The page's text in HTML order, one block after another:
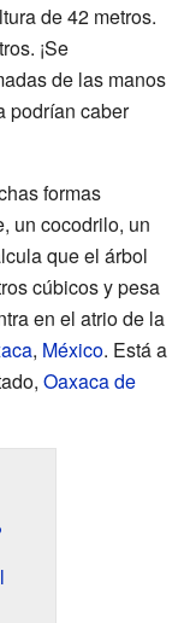
de 42 metros.
¡Se
de las manos
podrían caber
formas
un cocodrilo, un
que el árbol
cúbicos y pesa
en el atrio de la
, México. Está a
Oaxaca de